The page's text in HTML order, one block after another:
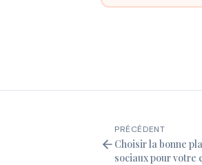
PRÉCÉDENT
Choisir la bonne
sociaux pour votre